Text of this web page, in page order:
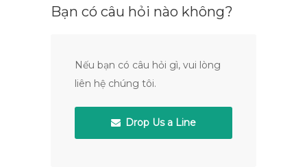
Bạn có câu hỏi nào không?
Nếu bạn có câu hỏi gì, vui lòng
liên hệ chúng tôi.
Drop Us a Line